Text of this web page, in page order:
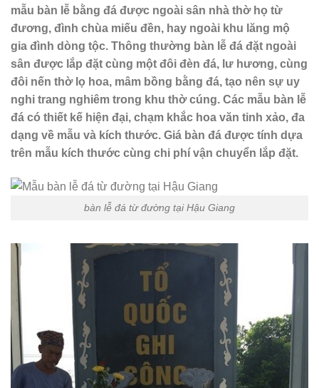
mẫu bàn lễ bằng đá được ngoài sân nhà thờ họ từ
đương, đình chùa miếu đền, hay ngoài khu lăng mộ
gia đình dòng tộc. Thông thường bàn lễ đá đặt ngoài
sân được lắp đặt cùng một đôi đèn đá, lư hương, cùng
đôi nến thờ lọ hoa, mâm bồng bằng đá, tạo nên sự uy
nghi trang nghiêm trong khu thờ cúng. Các mẫu bàn lễ
đá có thiết kế hiện đại, chạm khắc hoa văn tinh xảo, đa
dạng về mẫu và kích thước. Giá bàn đá được tính dựa
trên mẫu kích thước cùng chi phí vận chuyển lắp đặt.
bàn lễ đá từ đường tại Hậu Giang